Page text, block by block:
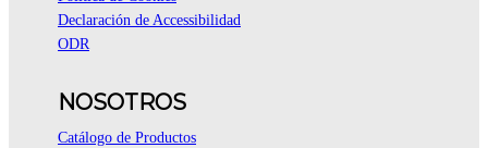
Declaración de Accessibilidad
ODR
NOSOTROS
Catálogo de Productos